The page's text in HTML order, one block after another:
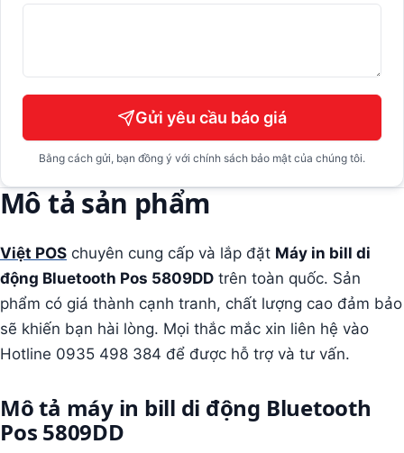
Gửi yêu cầu báo giá
Bằng cách gửi, bạn đồng ý với chính sách bảo mật của chúng tôi.
Mô tả sản phẩm
Việt POS chuyên cung cấp và lắp đặt Máy in bill di
động Bluetooth Pos 5809DD trên toàn quốc. Sản
phẩm có giá thành cạnh tranh, chất lượng cao đảm bảo
sẽ khiến bạn hài lòng. Mọi thắc mắc xin liên hệ vào
Hotline 0935 498 384 để được hỗ trợ và tư vấn.
Mô tả máy in bill di động Bluetooth
Pos 5809DD